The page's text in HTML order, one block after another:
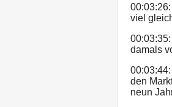
viel
damals
den
neun